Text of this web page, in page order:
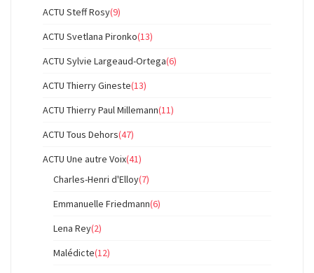
ACTU Steff Rosy(9)
ACTU Svetlana Pironko(13)
ACTU Sylvie Largeaud-Ortega(6)
ACTU Thierry Gineste(13)
ACTU Thierry Paul Millemann(11)
ACTU Tous Dehors(47)
ACTU Une autre Voix(41)
Charles-Henri d'Elloy(7)
Emmanuelle Friedmann(6)
Lena Rey(2)
Malédicte(12)